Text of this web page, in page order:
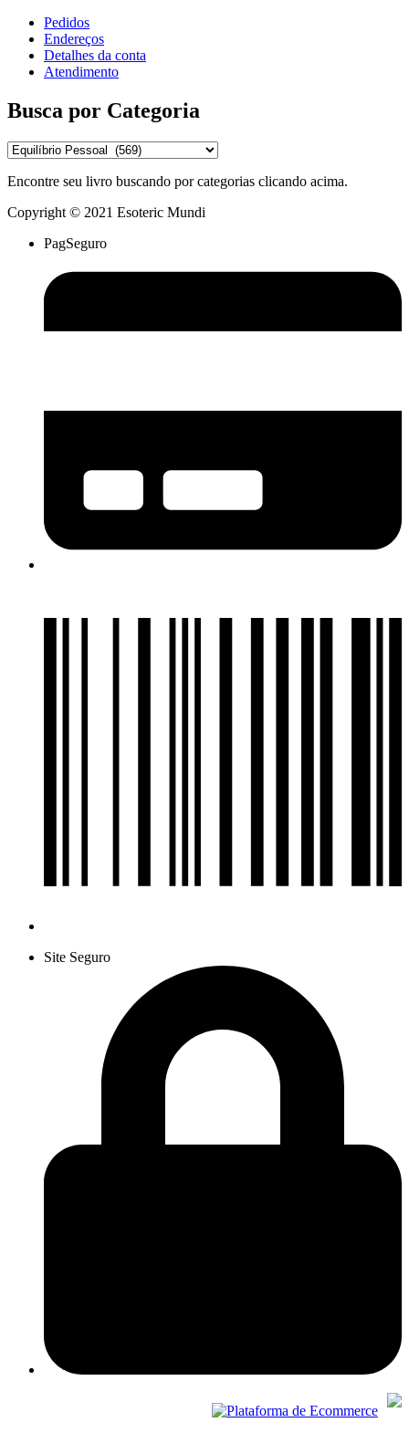
Pedidos
Endereços
Detalhes da conta
Atendimento
Busca por Categoria
Encontre seu livro buscando por categorias clicando acima.
Copyright © 2021 Esoteric Mundi
PagSeguro
Site Seguro